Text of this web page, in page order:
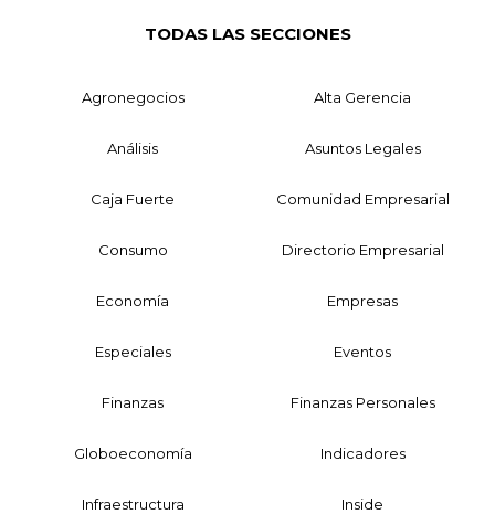
TODAS LAS SECCIONES
Agronegocios Alta Gerencia
Análisis Asuntos Legales
Caja Fuerte Comunidad Empresarial
Consumo Directorio Empresarial
Economía Empresas
Especiales Eventos
Finanzas Finanzas Personales
Globoeconomía Indicadores
Infraestructura Inside